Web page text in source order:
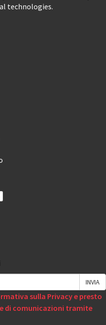
technologies.
sulla Privacy e presto
di comunicazioni tramite